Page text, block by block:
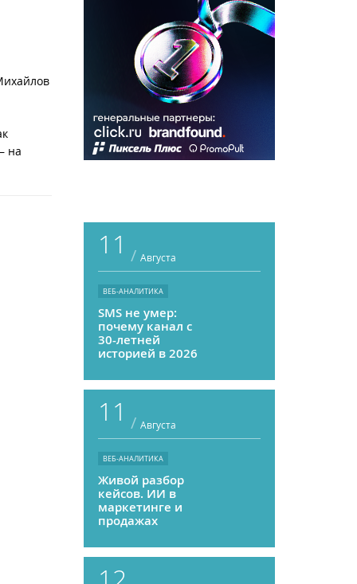
на
11 / Августа
ВЕБ-АНАЛИТИКА
SMS не умер:
почему канал с
30-летней
историей в 2026
приносить ROMI
выше, чем
мессенджеры
11 / Августа
ВЕБ-АНАЛИТИКА
Живой разбор
кейсов. ИИ в
маркетинге и
продажах